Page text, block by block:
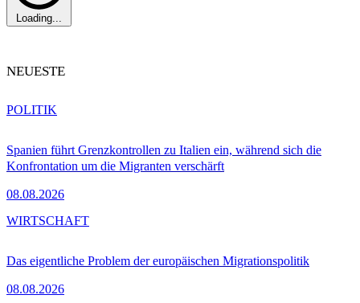
Loading...
NEUESTE
Spanien führt Grenzkontrollen zu Italien ein, während sich die
Konfrontation um die Migranten verschärft
08.08.2026
POLITIK
Das eigentliche Problem der europäischen Migrationspolitik
08.08.2026
WIRTSCHAFT